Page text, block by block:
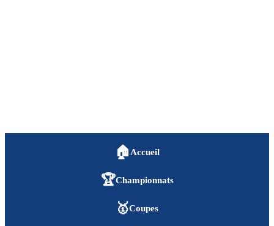
🏠 Accueil
🏆Championnats
🥇Coupes